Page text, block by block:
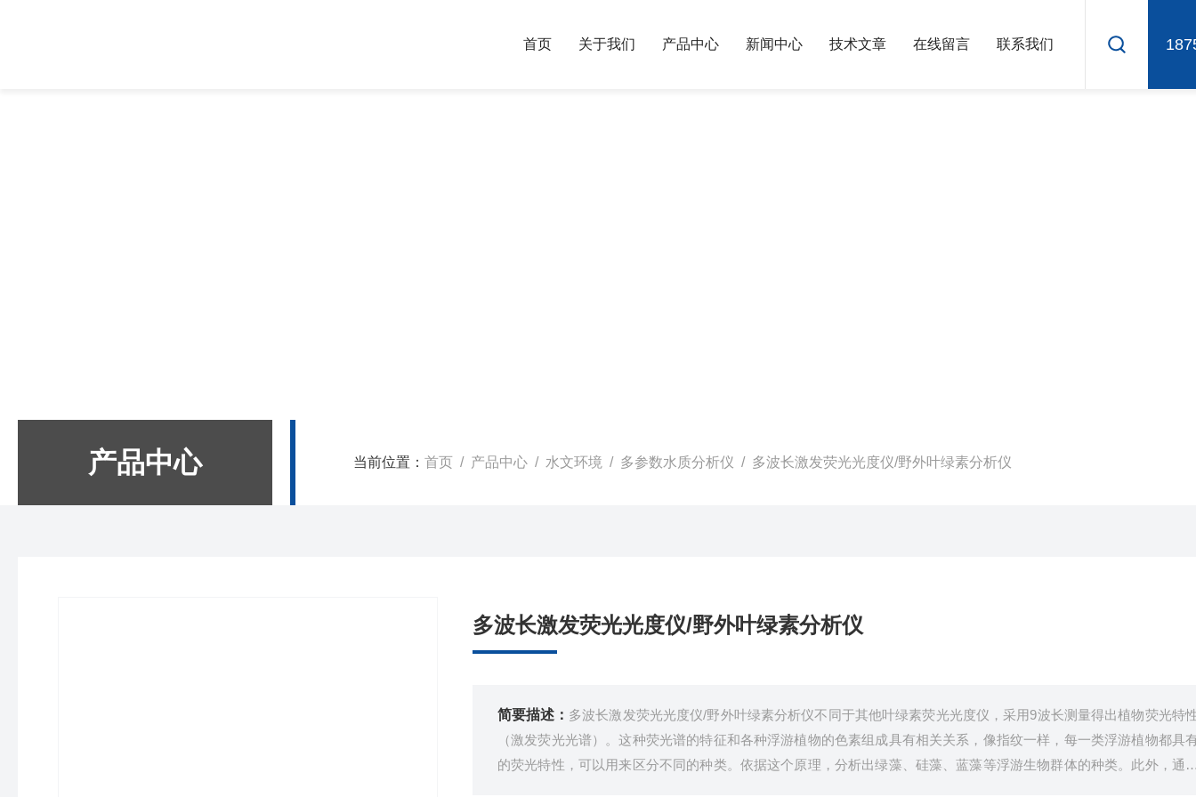
首页 关于我们 产品中心 新闻中心 技术文章 在线留言 联系我们
产品中心 当前位置： 首页 / 产品中心 / 水文环境 / 多参数水质分析仪 / 多波长激发荧光光度仪/野外叶绿素分析仪
多波长激发荧光光度仪/野外叶绿素分析仪
简要描述： 多波长激发荧光光度仪/野外叶绿素分析仪不同于其他叶绿素荧光光度仪，采用9波长测量得出植物荧光特
（激发荧光光谱）。这种荧光谱的特征和各种浮游植物的色素组成具有相关关系，像指纹一样，每一类浮游植物都具
的荧光特性，可以用来区分不同的种类。依据这个原理，分析出绿藻、硅藻、蓝藻等浮游生物群体的种类。此外，通